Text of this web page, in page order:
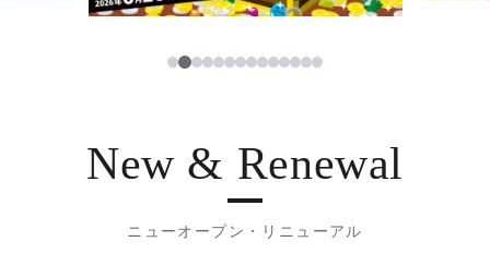
123456789101112
13
New & Renewal
ニューオープン・リニューアル